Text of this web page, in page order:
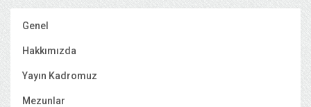
Genel
Hakkımızda
Yayın Kadromuz
Mezunlar